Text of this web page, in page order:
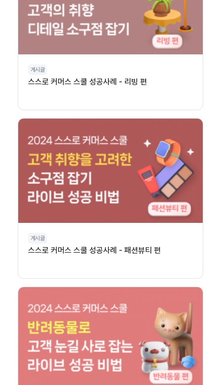
게시글
스스로 커머스 스쿨 성공사례 - 리빙 편
게시글
스스로 커머스 스쿨 성공사례 - 패션뷰티 편